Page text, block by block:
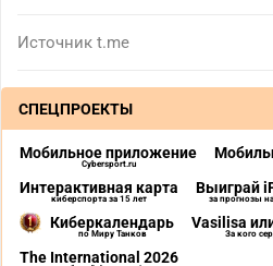
Источник t.me
СПЕЦПРОЕКТЫ
Мобильное приложение
Cybersport.ru
Интерактивная карта
киберспорта за 15 лет
Выиграй
за прогнозы
Киберкалендарь
по Миру Танков
Vasilisa
За кого
The International 2026